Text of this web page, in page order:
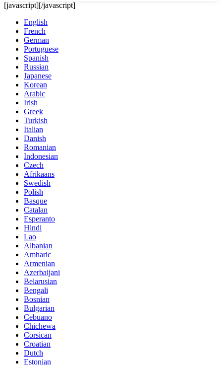
[javascript][/javascript]
English
French
German
Portuguese
Spanish
Russian
Japanese
Korean
Arabic
Irish
Greek
Turkish
Italian
Danish
Romanian
Indonesian
Czech
Afrikaans
Swedish
Polish
Basque
Catalan
Esperanto
Hindi
Lao
Albanian
Amharic
Armenian
Azerbaijani
Belarusian
Bengali
Bosnian
Bulgarian
Cebuano
Chichewa
Corsican
Croatian
Dutch
Estonian